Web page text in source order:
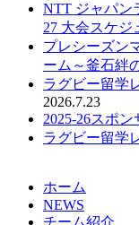
NTT ジャパン
27 大会スケジ
プレシーズン
ーム～釜石絆
ラグビー留学
2026.7.23
2025-26スポ
ラグビー留学
ホーム
NEWS